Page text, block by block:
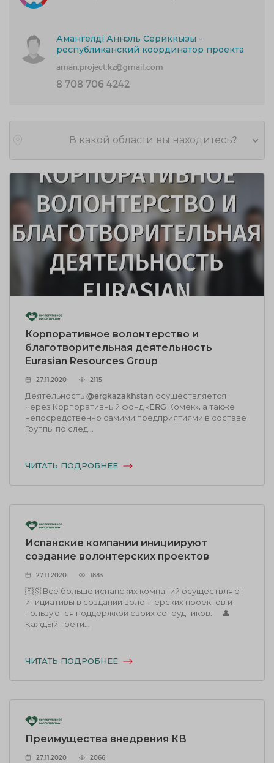
Амангелді Аннэль Сериккызы -
республиканский координатор проекта
aman.project.kz@gmail.com
8 708 706 4242
В какой области вы находитесь?
Корпоративное волонтерство и
благотворительная деятельность
Eurasian Resources Group
27.11.2020 2115
Деятельность @ergkazakhstan осуществляется
через Корпоративный фонд «ERG Комек», а также
непосредственно самими предприятиями в составе
Группы по след...
ЧИТАТЬ ПОДРОБНЕЕ
Испанские компании инициируют
создание волонтерских проектов
27.11.2020 1883
🇪🇸 Все больше испанских компаний осуществляют
инициативы в создании волонтерских проектов и
пользуются поддержкой своих сотрудников. ⠀ 👤
Каждый трети...
ЧИТАТЬ ПОДРОБНЕЕ
Преимущества внедрения КВ
27.11.2020 2066